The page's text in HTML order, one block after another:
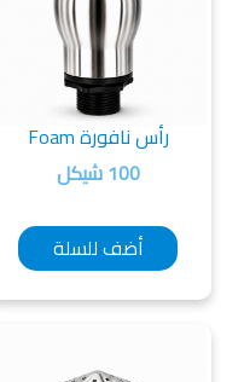
رأس نافورة Foam
100 شيكل
أضف للسلة